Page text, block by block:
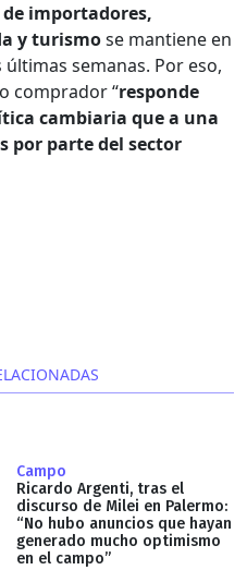
importadores,
y turismose mantiene en
semanas. Por eso,
comprador “responde
cambiaria que a una
por parte del sector
Campo
Ricardo Argenti, tras el
discurso de Milei en Palermo:
“No hubo anuncios que hayan
generado mucho optimismo
en el campo”